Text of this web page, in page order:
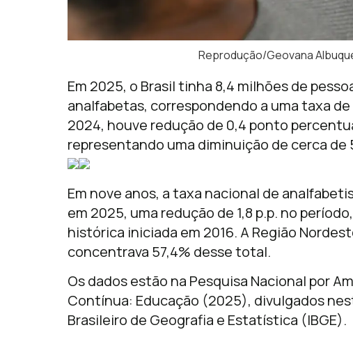
Reprodução/Geovana
Em 2025, o Brasil tinha 8,4 milhões de
analfabetas, correspondendo a uma taxa
2024, houve redução de 0,4 ponto
representando uma diminuição de cerca de
Em nove anos, a taxa nacional de
em 2025, uma redução de 1,8 p.p. no
histórica iniciada em 2016. A Região
concentrava 57,4% desse total.
Os dados estão na Pesquisa Nacional por
Contínua: Educação (2025), divulgados
Brasileiro de Geografia e Estatística (IBGE).